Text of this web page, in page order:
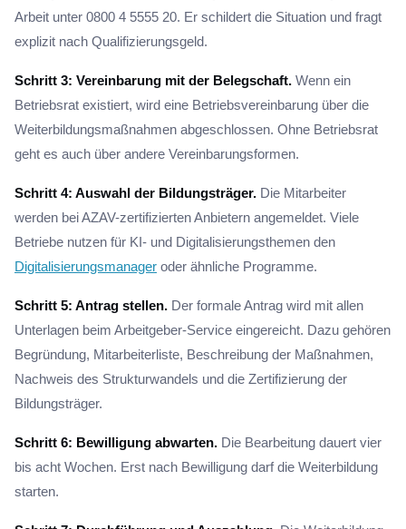
Arbeit unter 0800 4 5555 20. Er schildert die Situation und fragt
explizit nach Qualifizierungsgeld.
Schritt 3: Vereinbarung mit der Belegschaft. Wenn ein
Betriebsrat existiert, wird eine Betriebsvereinbarung über die
Weiterbildungsmaßnahmen abgeschlossen. Ohne Betriebsrat
geht es auch über andere Vereinbarungsformen.
Schritt 4: Auswahl der Bildungsträger. Die Mitarbeiter
werden bei AZAV-zertifizierten Anbietern angemeldet. Viele
Betriebe nutzen für KI- und Digitalisierungsthemen den
Digitalisierungsmanager oder ähnliche Programme.
Schritt 5: Antrag stellen. Der formale Antrag wird mit allen
Unterlagen beim Arbeitgeber-Service eingereicht. Dazu gehören
Begründung, Mitarbeiterliste, Beschreibung der Maßnahmen,
Nachweis des Strukturwandels und die Zertifizierung der
Bildungsträger.
Schritt 6: Bewilligung abwarten. Die Bearbeitung dauert vier
bis acht Wochen. Erst nach Bewilligung darf die Weiterbildung
starten.